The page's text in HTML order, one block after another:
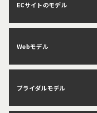
ECサイトのモデル
Webモデル
ブライダルモデル